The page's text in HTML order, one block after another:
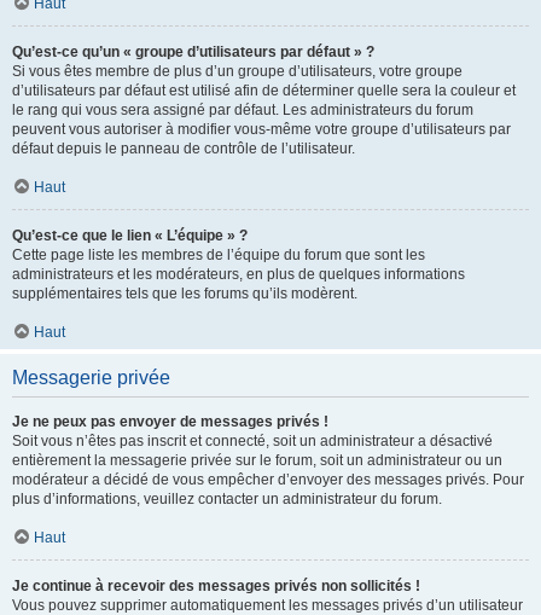
Haut
Qu’est-ce qu’un « groupe d’utilisateurs par défaut » ?
Si vous êtes membre de plus d’un groupe d’utilisateurs, votre groupe
d’utilisateurs par défaut est utilisé afin de déterminer quelle sera la couleur et
le rang qui vous sera assigné par défaut. Les administrateurs du forum
peuvent vous autoriser à modifier vous-même votre groupe d’utilisateurs par
défaut depuis le panneau de contrôle de l’utilisateur.
Haut
Qu’est-ce que le lien « L’équipe » ?
Cette page liste les membres de l’équipe du forum que sont les
administrateurs et les modérateurs, en plus de quelques informations
supplémentaires tels que les forums qu’ils modèrent.
Haut
Messagerie privée
Je ne peux pas envoyer de messages privés !
Soit vous n’êtes pas inscrit et connecté, soit un administrateur a désactivé
entièrement la messagerie privée sur le forum, soit un administrateur ou un
modérateur a décidé de vous empêcher d’envoyer des messages privés. Pour
plus d’informations, veuillez contacter un administrateur du forum.
Haut
Je continue à recevoir des messages privés non sollicités !
Vous pouvez supprimer automatiquement les messages privés d’un utilisateur